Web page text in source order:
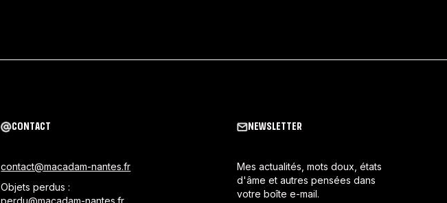
CONTACT
contact@macadam-nantes.fr
Objets perdus :
perdu@macadam-nantes.fr
NEWSLETTER
Mes actualités, mots doux, états
d'âme et autres pensées dans
votre boîte e-mail.